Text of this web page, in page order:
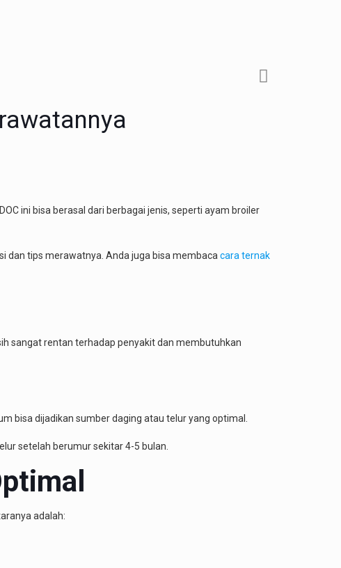
ini bisa berasal dari berbagai jenis, seperti ayam broiler
dan tips merawatnya. Anda juga bisa membaca cara ternak
sangat rentan terhadap penyakit dan membutuhkan
bisa dijadikan sumber daging atau telur yang optimal.
setelah berumur sekitar 4-5 bulan.
adalah: